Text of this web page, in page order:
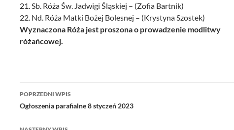
21. Sb. Róża Św. Jadwigi Śląskiej – (Zofia Bartnik)
22. Nd. Róża Matki Bożej Bolesnej – (Krystyna Szostek)
Wyznaczona Róża jest proszona o prowadzenie modlitwy
różańcowej.
Nawigacja
wpisu
POPRZEDNI WPIS
Ogłoszenia parafialne 8 styczeń 2023